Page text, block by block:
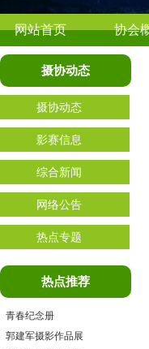
网站首页 协会
摄协动态
摄协动态
影赛信息
综合新闻
网络公告
热点专题
热点推荐
青春纪念册
郭建军摄影作品展